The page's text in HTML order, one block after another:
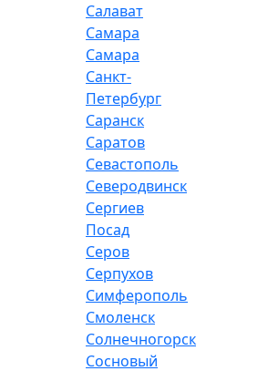
Салават
Самара
Самара
Санкт-
Петербург
Саранск
Саратов
Севастополь
Северодвинск
Сергиев
Посад
Серов
Серпухов
Симферополь
Смоленск
Солнечногорск
Сосновый